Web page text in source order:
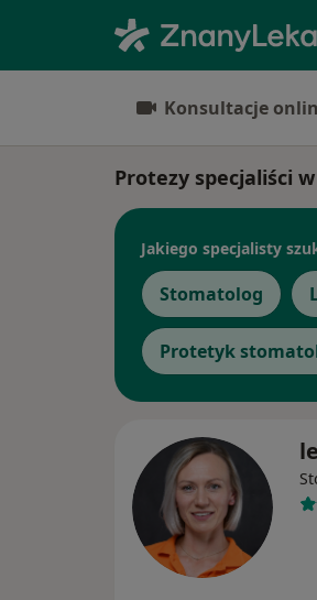
Konsultacje
Protezy specjaliści
Jakiego specjalisty
Stomatolog
Protetyk